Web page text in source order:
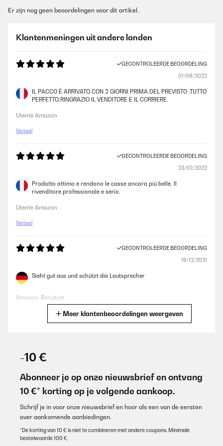
Er zijn nog geen beoordelingen voor dit artikel.
Klantenmeningen uit andere landen
GECONTROLEERDE BEOORDELING
01/06/2022
IL PACCO È ARRIVATO CON 2 GIORNI PRIMA DEL PREVISTO .TUTTO
PERFETTO.RINGRAZIO IL VENDITORE E IL CORRIERE.
Utente Amazon
Vertaal
GECONTROLEERDE BEOORDELING
23/02/2022
Prodotto ottimo e rendono le casse ancora più belle. Il
rivenditore professionale e serio.
Utente Amazon
Vertaal
GECONTROLEERDE BEOORDELING
19/12/2021
Sieht gut aus und schützt die Lautsprecher
Amazon-Benutzer
war trotz "gutem Zustand" auf Marketplace in einem absolut
neuwertigem Zustand. Keinerlei Gebrauchsspuren zu erkennen.
1A Produkt. Hochwertige Bespannung (straff aufgezogen) und
klemmt genau im Frontbereich der Boxen. Gekauft um meine 1978
MKII nach knapp 2 Jahren mit andersfarbigen (derzeit
dunkelbraune) Gittern passend zum Equipment aufzupimpen. :-)
Ein super Produkt (Boxen sowie auch die Klemmgitter). Vielen
Dank
Meer klantenbeoordelingen weergeven
-10 €
Abonneer je op onze nieuwsbrief en ontvang
10 €* korting op je volgende aankoop.
Schrijf je in voor onze nieuwsbrief en hoor als een van de eersten
over aankomende aanbiedingen.
*De korting van 10 € is niet te combineren met andere coupons. Minimale
bestelwaarde 100 €.